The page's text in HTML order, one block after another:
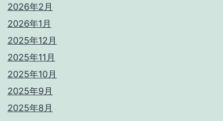
2026年2月
2026年1月
2025年12月
2025年11月
2025年10月
2025年9月
2025年8月